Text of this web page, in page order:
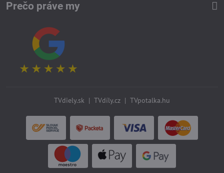
Prečo práve my
TVdiely.sk | TVdíly.cz | TVpotalka.hu